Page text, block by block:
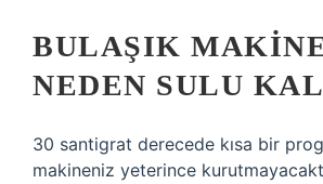
BULAŞIK
NEDEN SULU
30 santigrat derecede kısa bir
makineniz yeterince